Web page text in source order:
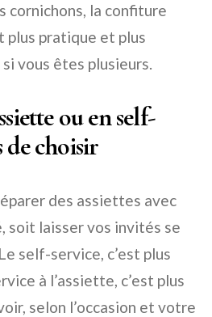
cornichons, la confiture
plus pratique et plus
vous êtes plusieurs.
ou en self-
de choisir
des assiettes avec
soit laisser vos invités se
self-service, c’est plus
à l’assiette, c’est plus
selon l’occasion et votre